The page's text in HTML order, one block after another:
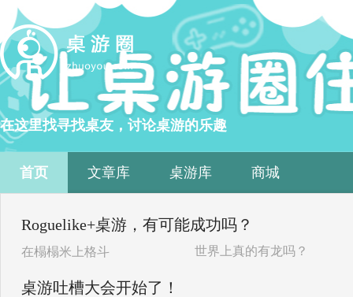
在这里找寻找桌友，讨论桌游的乐趣
首页 文章库 桌游库 商城
Roguelike+桌游，有可能成功吗？
在榻榻米上格斗 世界上真的有龙吗？
桌游吐槽大会开始了！